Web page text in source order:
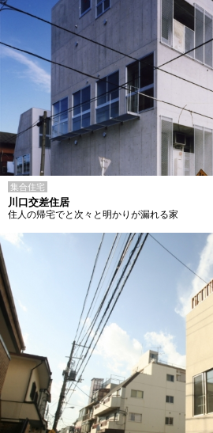
集合住宅
川口交差住居
住人の帰宅でと次々と明かりが漏れる家